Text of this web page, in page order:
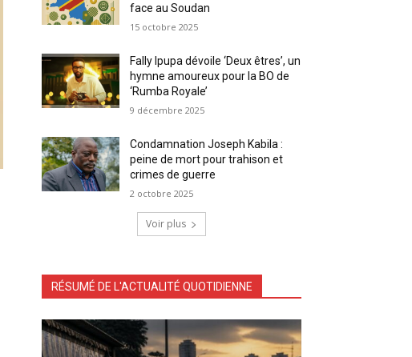
face au Soudan
15 octobre 2025
Fally Ipupa dévoile ‘Deux êtres’, un
hymne amoureux pour la BO de
‘Rumba Royale’
9 décembre 2025
Condamnation Joseph Kabila :
peine de mort pour trahison et
crimes de guerre
2 octobre 2025
Voir plus
RÉSUMÉ DE L'ACTUALITÉ QUOTIDIENNE